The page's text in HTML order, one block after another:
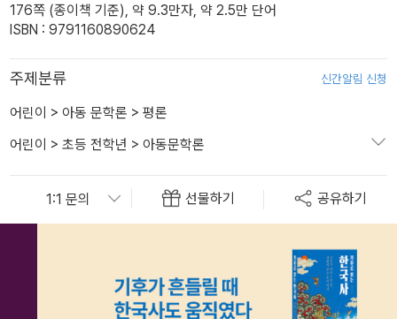
176쪽 (종이책 기준), 약 9.3만자, 약 2.5만 단어
ISBN : 9791160890624
주제분류 신간알림 신청
어린이 > 아동 문학론 > 평론
어린이 > 초등 전학년 > 아동문학론
선물하기 공유하기